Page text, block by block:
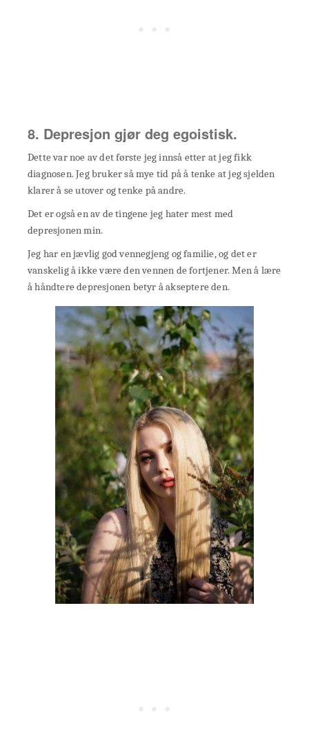
8. Depresjon gjør deg egoistisk.
Dette var noe av det første jeg innså etter at jeg fikk
diagnosen. Jeg bruker så mye tid på å tenke at jeg sjelden
klarer å se utover og tenke på andre.
Det er også en av de tingene jeg hater mest med
depresjonen min.
Jeg har en jævlig god vennegjeng og familie, og det er
vanskelig å ikke være den vennen de fortjener. Men å lære
å håndtere depresjonen betyr å akseptere den.